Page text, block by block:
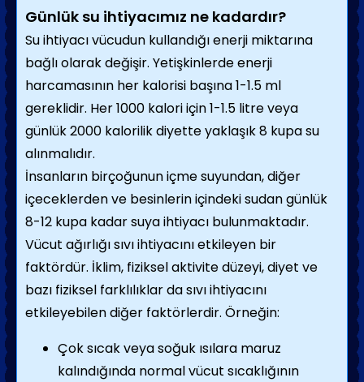
Günlük su ihtiyacımız ne kadardır?
Su ihtiyacı vücudun kullandığı enerji miktarına
bağlı olarak değişir. Yetişkinlerde enerji
harcamasının her kalorisi başına 1-1.5 ml
gereklidir. Her 1000 kalori için 1-1.5 litre veya
günlük 2000 kalorilik diyette yaklaşık 8 kupa su
alınmalıdır.
İnsanların birçoğunun içme suyundan, diğer
içeceklerden ve besinlerin içindeki sudan günlük
8-12 kupa kadar suya ihtiyacı bulunmaktadır.
Vücut ağırlığı sıvı ihtiyacını etkileyen bir
faktördür. İklim, fiziksel aktivite düzeyi, diyet ve
bazı fiziksel farklılıklar da sıvı ihtiyacını
etkileyebilen diğer faktörlerdir. Örneğin:
Çok sıcak veya soğuk ısılara maruz
kalındığında normal vücut sıcaklığının